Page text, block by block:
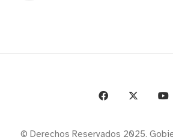
© Derechos Reservados 2025.